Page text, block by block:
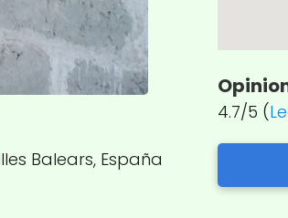
Balears, España
4.7/5 (